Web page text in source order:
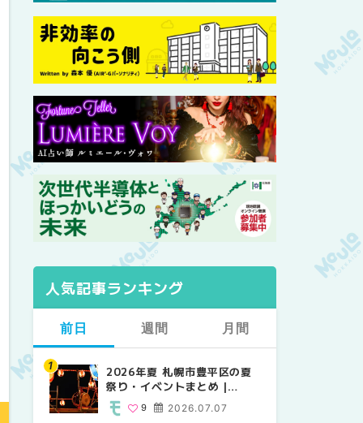
人気記事ランキング
前日
2026年夏 札幌市豊平区の夏
祭り・イベントまとめ |
MouLa HOKKAIDO
2026.07.07
9
週間
【2026年最新】札幌のおすす
めビアガーデン｜オープン日
穴場テラスまで | MouLa
24
月間
【2026年最新】札幌のおすす
めビアガーデン｜オープン日
穴場テラスまで | MouLa
24